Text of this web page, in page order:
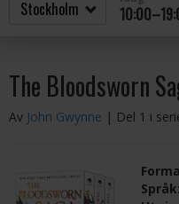
The Bloodsworn
Av John Gwynne | Del 1 i
Språk: